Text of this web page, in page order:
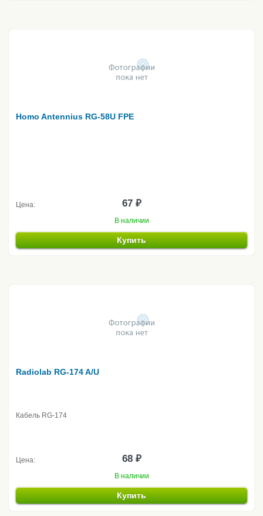
Homo Antennius RG-58U FPE
Цена: 67 ₽
В наличии
Купить
Radiolab RG-174 A/U
Кабель RG-174
Цена: 68 ₽
В наличии
Купить